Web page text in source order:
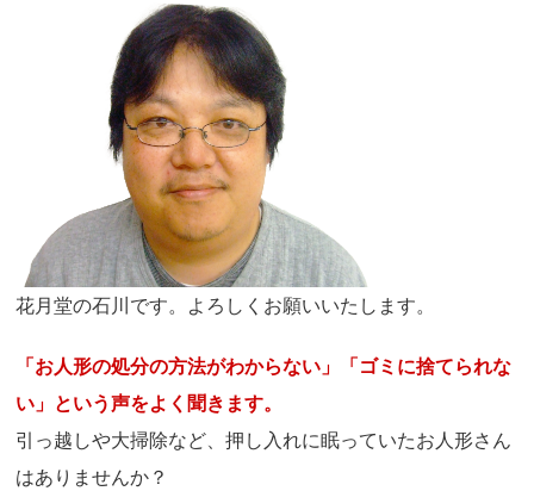
花月堂の石川です。よろしくお願いいたします。
「お人形の処分の方法がわからない」「ゴミに捨てられな
い」という声をよく聞きます。
引っ越しや大掃除など、押し入れに眠っていたお人形さん
はありませんか？